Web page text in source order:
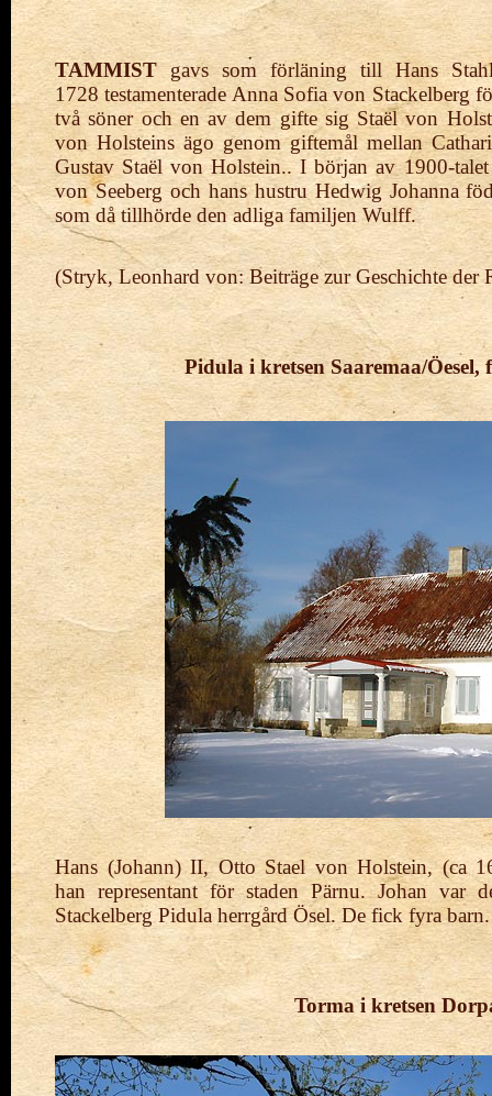
TAMMIST gavs som förläning till Hans
1728testamenterade AnnaSofia von Stackelberg
två söner och en av dem gifte sig Staël von
von Holsteins ägo genom giftemål mellan
Gustav Staël von Holstein.. I början av 1900-
von Seeberg och hans hustru Hedwig Johanna
som då tillhörde den adliga familjen Wulff.
(Stryk, Leonhard von:Beiträge zur Geschichte
Pidula ikretsen Saaremaa/Öesel,
Hans (Johann) II, Otto Stael von Holstein, (ca
hanrepresentant för staden Pärnu. Johanvar
Stackelberg Pidula herrgård Ösel. De fick fyra barn.
Torma i kretsen